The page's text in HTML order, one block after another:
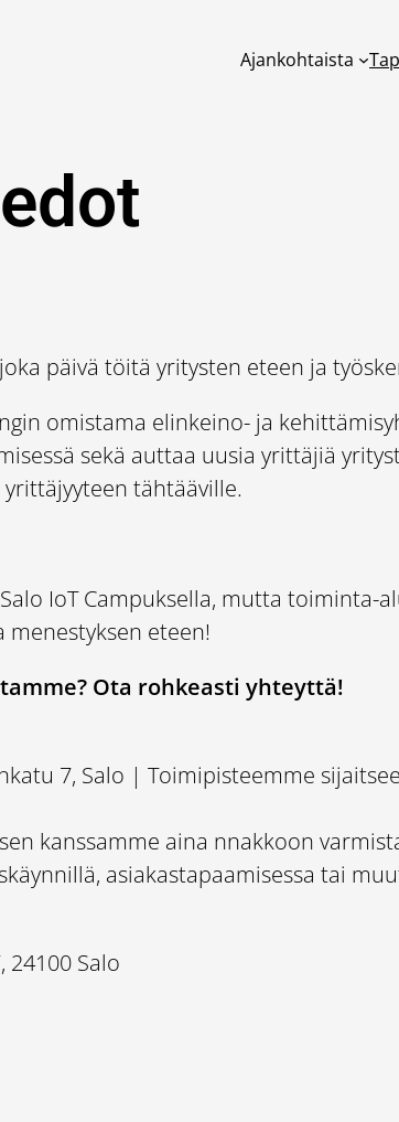
Ajankohtaista
päivä töitä yritysten eteen ja
omistama elinkeino- ja
sekä auttaa uusia yrittäjiä
tähtääville.
IoT Campuksella, mutta
eteen!
Ota rohkeasti yhteyttä!
7, Salo | Toimipisteemme
kanssamme aina nnakkoon
asiakastapaamisessa tai
24100 Salo